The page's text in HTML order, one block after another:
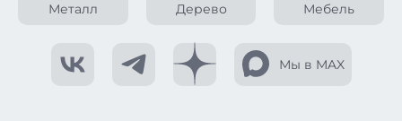
Металл Дерево Мебель
Мы в MAX